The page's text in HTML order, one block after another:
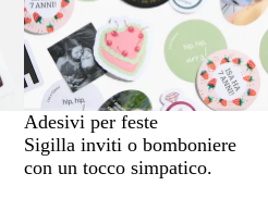
Adesivi per feste
Sigilla inviti o bomboniere
con un tocco simpatico.